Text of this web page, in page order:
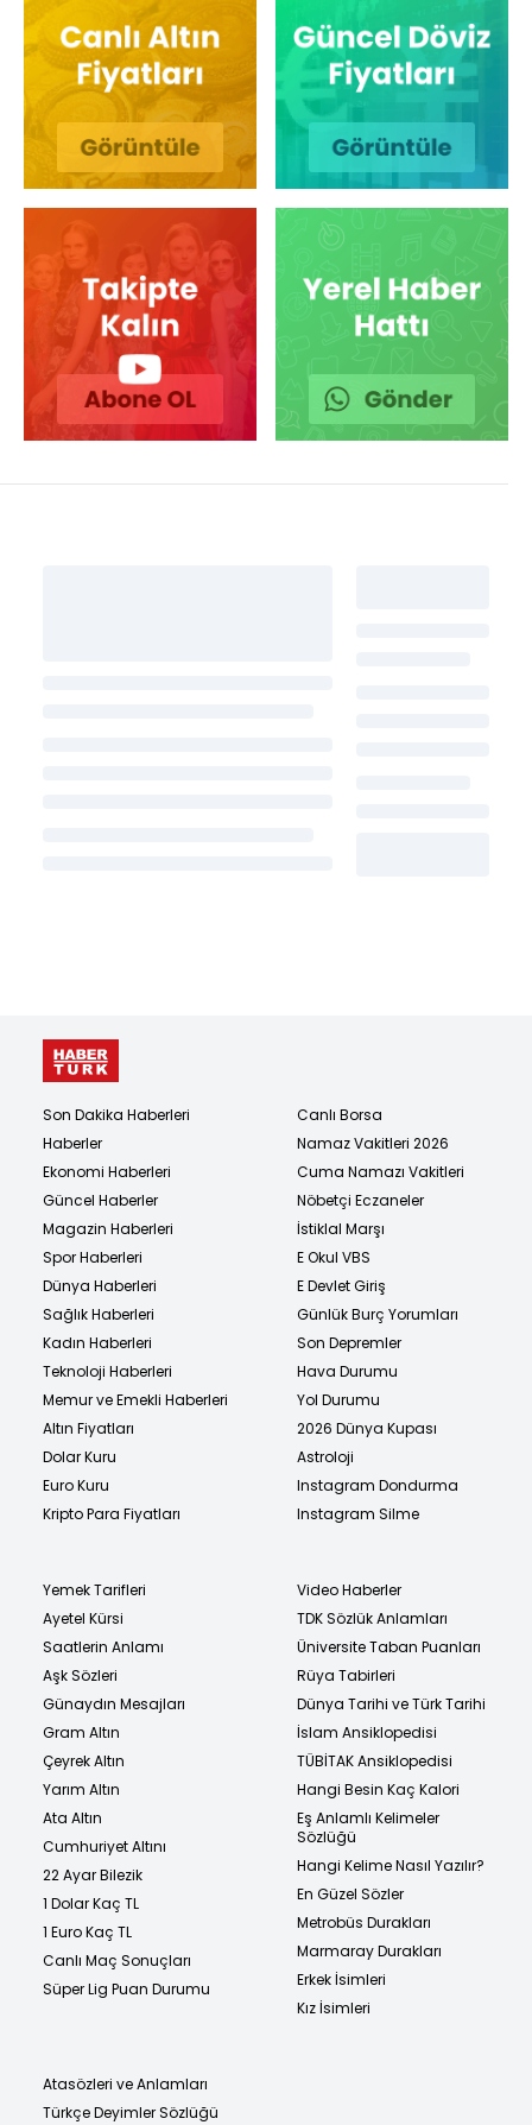
Son Dakika Haberleri
Haberler
Ekonomi Haberleri
Güncel Haberler
Magazin Haberleri
Spor Haberleri
Dünya Haberleri
Sağlık Haberleri
Kadın Haberleri
Teknoloji Haberleri
Memur ve Emekli Haberleri
Altın Fiyatları
Dolar Kuru
Euro Kuru
Kripto Para Fiyatları
Canlı Borsa
Namaz Vakitleri 2026
Cuma Namazı Vakitleri
Nöbetçi Eczaneler
İstiklal Marşı
E Okul VBS
E Devlet Giriş
Günlük Burç Yorumları
Son Depremler
Hava Durumu
Yol Durumu
2026 Dünya Kupası
Astroloji
Instagram Dondurma
Instagram Silme
Yemek Tarifleri
Ayetel Kürsi
Saatlerin Anlamı
Aşk Sözleri
Günaydın Mesajları
Gram Altın
Çeyrek Altın
Yarım Altın
Ata Altın
Cumhuriyet Altını
22 Ayar Bilezik
1 Dolar Kaç TL
1 Euro Kaç TL
Canlı Maç Sonuçları
Süper Lig Puan Durumu
Video Haberler
TDK Sözlük Anlamları
Üniversite Taban Puanları
Rüya Tabirleri
Dünya Tarihi ve Türk Tarihi
İslam Ansiklopedisi
TÜBİTAK Ansiklopedisi
Hangi Besin Kaç Kalori
Eş Anlamlı Kelimeler
Sözlüğü
Hangi Kelime Nasıl Yazılır?
En Güzel Sözler
Metrobüs Durakları
Marmaray Durakları
Erkek İsimleri
Kız İsimleri
Atasözleri ve Anlamları
Türkçe Deyimler Sözlüğü